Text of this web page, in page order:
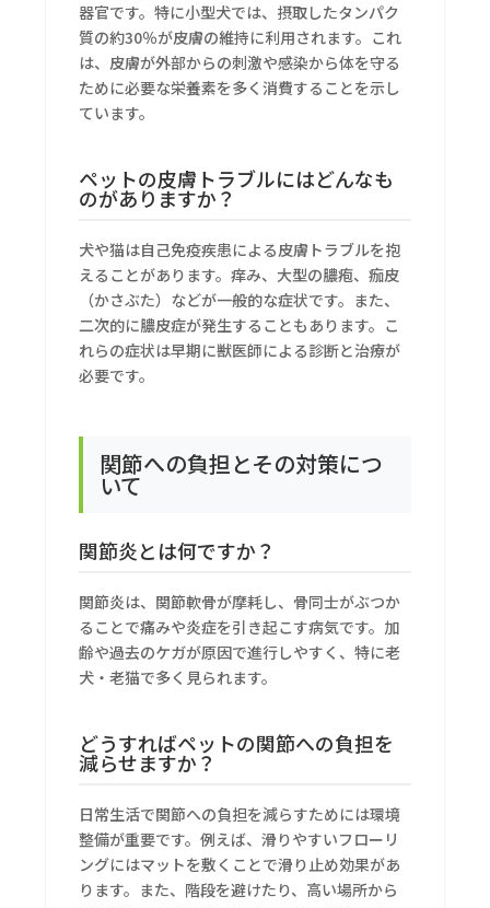
器官です。特に小型犬では、摂取したタンパク
質の約30％が皮膚の維持に利用されます。これ
は、皮膚が外部からの刺激や感染から体を守る
ために必要な栄養素を多く消費することを示し
ています。
ペットの皮膚トラブルにはどんなも
のがありますか？
犬や猫は自己免疫疾患による皮膚トラブルを抱
えることがあります。痒み、大型の膿疱、痂皮
（かさぶた）などが一般的な症状です。また、
二次的に膿皮症が発生することもあります。こ
れらの症状は早期に獣医師による診断と治療が
必要です。
関節への負担とその対策につ
いて
関節炎とは何ですか？
関節炎は、関節軟骨が摩耗し、骨同士がぶつか
ることで痛みや炎症を引き起こす病気です。加
齢や過去のケガが原因で進行しやすく、特に老
犬・老猫で多く見られます。
どうすればペットの関節への負担を
減らせますか？
日常生活で関節への負担を減らすためには環境
整備が重要です。例えば、滑りやすいフローリ
ングにはマットを敷くことで滑り止め効果があ
ります。また、階段を避けたり、高い場所から